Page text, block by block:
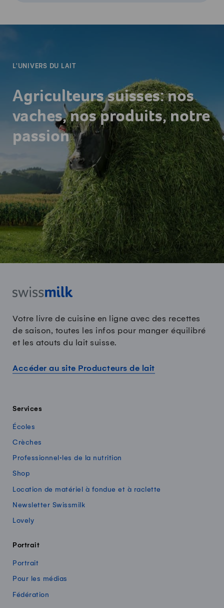
L'UNIVERS DU LAIT
Agriculteurs suisses: nos
vaches, nos produits, notre
passion
Votre livre de cuisine en ligne avec des recettes
de saison, toutes les infos pour manger équilibré
et les atouts du lait suisse.
Accéder au site Producteurs de lait
Services
Écoles
Crèches
Professionnel·les de la nutrition
Shop
Location de matériel à fondue et à raclette
Newsletter Swissmilk
Lovely
Portrait
Portrait
Pour les médias
Fédération